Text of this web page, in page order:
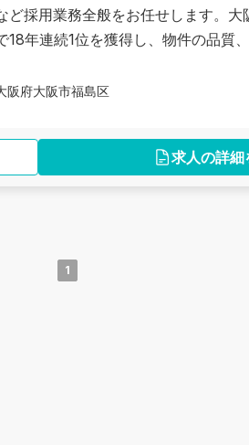
採用業務全般をお任せします。大
年連続1位を獲得し、物件の品質
阪府大阪市福島区
求人の詳細
1